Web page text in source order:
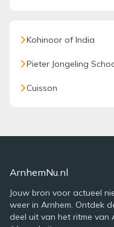
Kohinoor of India
Pieter Jongeling
Cuisson
ArnhemNu.nl
Jouw bron voor actueel
weer in Arnhem. Ontdek
deel uit van het ritme van